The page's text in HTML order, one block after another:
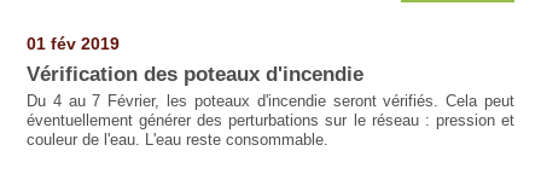
01 fév 2019
Vérification des poteaux d'incendie
Du 4 au 7 Février, les poteaux d'incendie seront vérifiés. Cela peut
éventuellement générer des perturbations sur le réseau : pression et
couleur de l'eau. L'eau reste consommable.